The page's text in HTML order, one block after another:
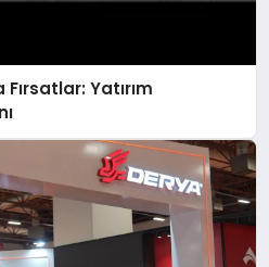
Fırsatlar: Yatırım